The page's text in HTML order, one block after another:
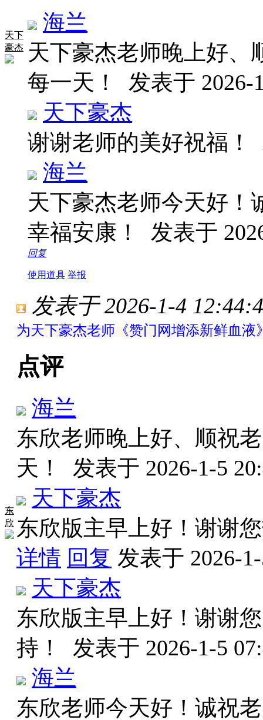
天下
豪杰
海兰
天下豪杰老师晚上好、
每一天！ 发表于 2026-
天下豪杰
谢谢老师的美好祝福！
海兰
天下豪杰老师今天好！
幸福安康！ 发表于
回复
使用道具 举报
东
欣
发表于 2026-1-4
为天下豪杰老师《赞门网增添新鲜血液
点评
海兰
东欣老师晚上好、顺祝
天！ 发表于 2026-1-5
天下豪杰
东欣版主早上好！谢谢
详情 回复 发表于 2026-
天下豪杰
东欣版主早上好！谢谢
持！ 发表于 2026-1-5
海兰
东欣老师今天好！诚祝